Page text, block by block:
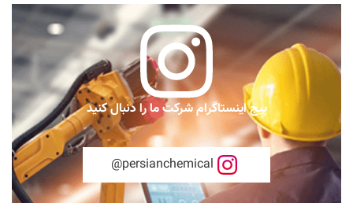
پیج اینستاگرام شرکت ما را دنبال کنید
persianchemical@